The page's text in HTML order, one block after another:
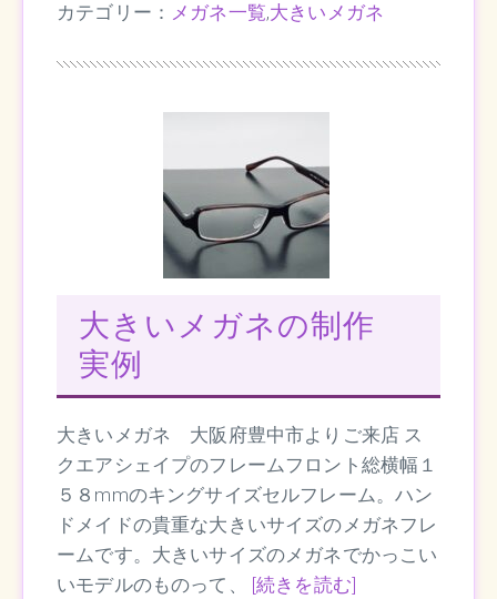
カテゴリー： メガネ一覧,大きいメガネ
大きいメガネの制作
実例
大きいメガネ 大阪府豊中市よりご来店 ス
クエアシェイプのフレームフロント総横幅１
５８mmのキングサイズセルフレーム。ハン
ドメイドの貴重な大きいサイズのメガネフレ
ームです。大きいサイズのメガネでかっこい
いモデルのものって、
[続きを読む]